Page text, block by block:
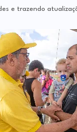
e trazendo